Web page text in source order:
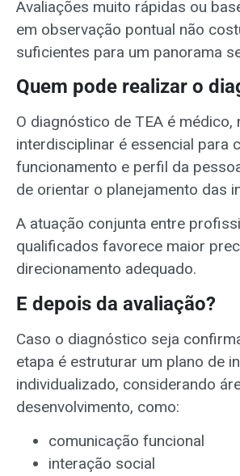
Avaliações muito rápidas ou
em observação pontual não
suficientes para um panorama
Quem pode realizar o
O diagnóstico de TEA é médico,
interdisciplinar é essencial para
funcionamento e perfil da
de orientar o planejamento das
A atuação conjunta entre
qualificados favorece maior
direcionamento adequado.
E depois da avaliação?
Caso o diagnóstico seja
etapa é estruturar um plano de
individualizado, considerando
desenvolvimento, como:
comunicação funcional
interação social